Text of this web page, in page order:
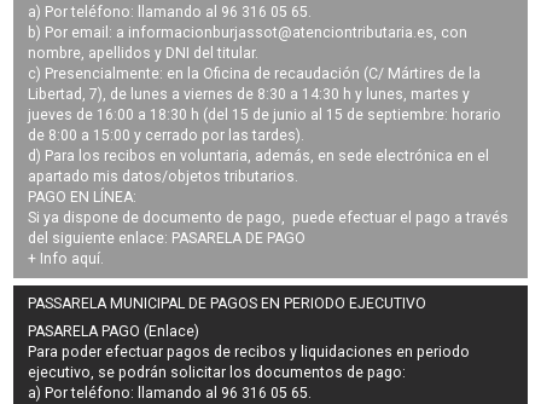
a) Por teléfono: llamando al 96 316 05 65.
b) Por email: a informacionburjassot@atenciontributaria.es, con
nombre, apellidos y DNI del titular.
c) Presencialmente: en la Oficina de recaudación (C/ Mártires de la
Libertad, 7), de lunes a viernes de 8:30 a 14:30 h y lunes, martes y
jueves de 16:00 a 18:30 h (del 15 de junio al 15 de septiembre: horario
de 8:00 a 15:00 y cerrado por las tardes).
d) Para los recibos en voluntaria, además, en sede electrónica en el
apartado mis datos/objetos tributarios.
PAGO EN LÍNEA:
Si ya dispone de documento de pago, puede efectuar el pago a través
del siguiente enlace: PASARELA DE PAGO
+ Info aquí.
PASSARELA MUNICIPAL DE PAGOS EN PERIODO EJECUTIVO
PASARELA PAGO (Enlace)
Para poder efectuar pagos derecibos y liquidaciones en periodo
ejecutivo, se podrán solicitar los documentos de pago:
a) Por teléfono: llamando al 96 316 05 65.